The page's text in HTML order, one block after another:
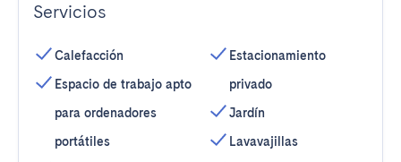
Servicios
Calefacción
Espacio de trabajo apto
para ordenadores
portátiles
Estacionamiento
privado
Jardín
Lavavajillas